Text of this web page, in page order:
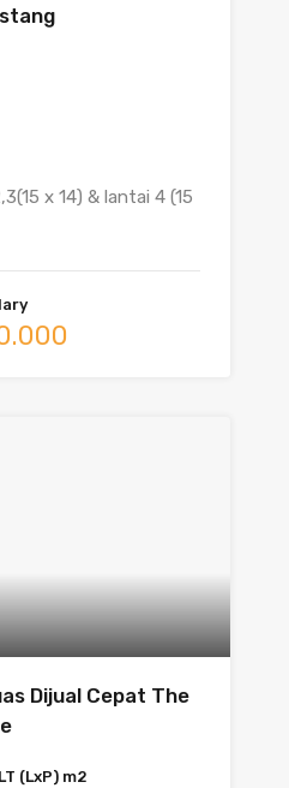
x 14) & lantai 4 (15
Dijual Cepat The
LT (LxP) m2